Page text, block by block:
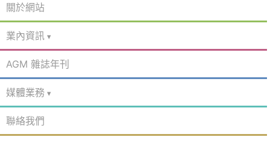
關於網站
業內資訊
AGM 雜誌年刊
媒體業務
聯絡我們